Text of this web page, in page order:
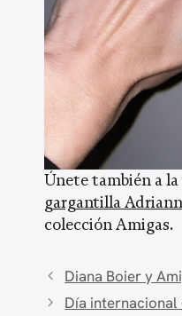
Únete también a
gargantilla
colección Amigas.
Diana Boier y
Día